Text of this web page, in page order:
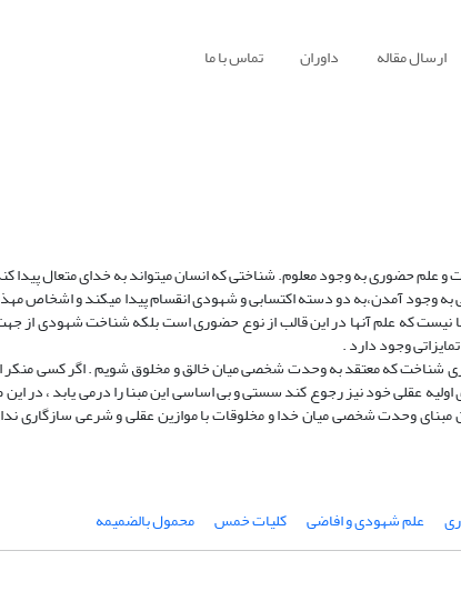
ارسال مقاله داوران تماس با ما
حضوری به وجود معلوم. شناختی که انسان میتواند به خدای متعال پیدا
آمدن،به دو دسته اکتسابی و شهودی انقسام پیدا میکند و اشخاص مهذب
نیست که علم آنها در این قالب از نوع حضوری است بلکه شناخت شهودی از
وجود دارد .
شناخت که معتقد به وحدت شخصی میان خالق و مخلوق شویم . اگر کسی منکر
عقلی خود نیز رجوع کند سستی و بی اساسی این مبنا را درمی یابد ، در این
وحدت شخصی میان خدا و مخلوقات با موازین عقلی و شرعی سازگاری
علم شهودی و افاضی کلیات خمس محمول بالضمیمه